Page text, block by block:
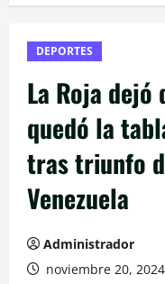
DEPORTES
La Roja
quedó la
tras triunfo
Venezuela
Administrador
noviembre 20, 2024